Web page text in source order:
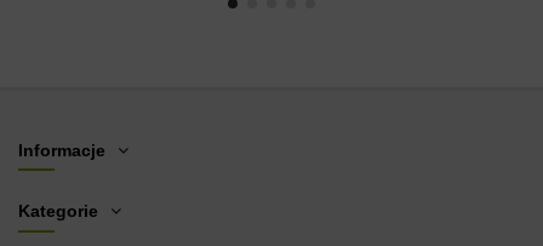
Informacje
Kategorie